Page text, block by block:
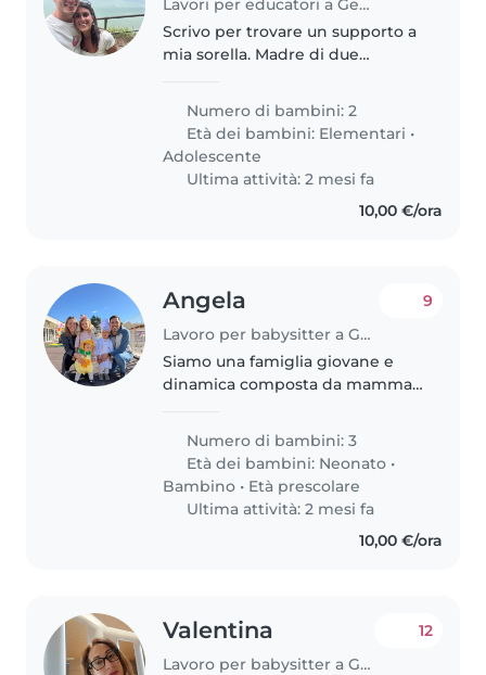
Lavori per educatori a Genova
Scrivo per trovare un supporto a
mia sorella. Madre di due
maschio di 14. Il maschio è stto
diagnosticato con adhd ed ha
gia un supporto psicologico,pero
purtroppo..
Numero di bambini: 2
Età dei bambini: Elementari •
Adolescente
Ultima attività: 2 mesi fa
10,00 €/ora
Angela
Lavoro per babysitter a Genova
9
Siamo una famiglia giovane e
dinamica composta da mamma,
dolcezza: una bimba di 5 anni, un
bimbo di 3 anni e la più piccola
di 1 anno. Papà lavora..
Numero di bambini: 3
Età dei bambini: Neonato •
Bambino • Età prescolare
Ultima attività: 2 mesi fa
10,00 €/ora
Valentina
Lavoro per babysitter a Genova
12